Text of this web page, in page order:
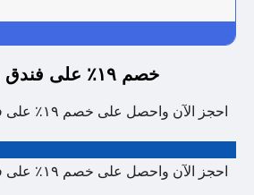
خصم ١٩٪ على فندق رينيسانس باريس
احجز الآن
احجز الآن